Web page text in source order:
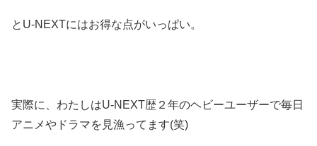
とU-NEXTにはお得な点がいっぱい。
実際に、わたしはU-NEXT歴２年のヘビーユーザーで毎日
アニメやドラマを見漁ってます(笑)